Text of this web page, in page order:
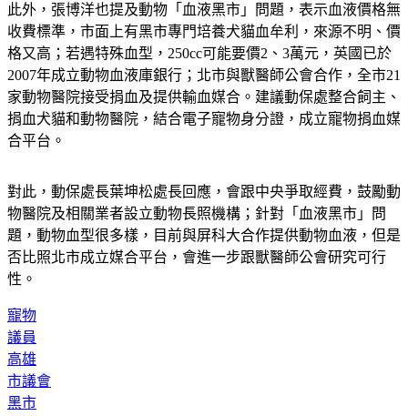
此外，張博洋也提及動物「血液黑市」問題，表示血液價格無
收費標準，市面上有黑市專門培養犬貓血牟利，來源不明、價
格又高；若遇特殊血型，250cc可能要價2、3萬元，英國已於
2007年成立動物血液庫銀行；北市與獸醫師公會合作，全市21
家動物醫院接受捐血及提供輸血媒合。建議動保處整合飼主、
捐血犬貓和動物醫院，結合電子寵物身分證，成立寵物捐血媒
合平台。
對此，動保處長葉坤松處長回應，會跟中央爭取經費，鼓勵動
物醫院及相關業者設立動物長照機構；針對「血液黑市」問
題，動物血型很多樣，目前與屏科大合作提供動物血液，但是
否比照北市成立媒合平台，會進一步跟獸醫師公會研究可行
性。
寵物
議員
高雄
市議會
黑市